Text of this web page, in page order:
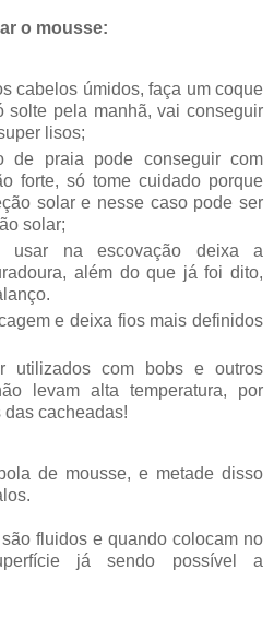
o mousse:
cabelos úmidos, faça um coque
solte pela manhã, vai conseguir
lisos;
de praia pode conseguir com
forte, só tome cuidado porque
solar e nesse caso pode ser
solar;
usar na escovação deixa a
além do que já foi dito,
e deixa fios mais definidos
utilizados com bobs e outros
levam alta temperatura, por
das cacheadas!
de mousse, e metade disso
fluidos e quando colocam no
já sendo possível a